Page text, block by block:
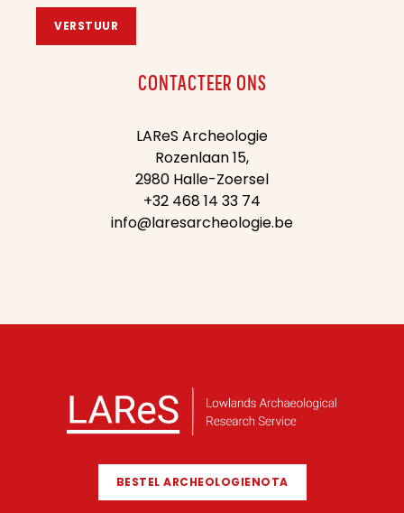
VERSTUUR
CONTACTEER ONS
LAReS Archeologie
Rozenlaan 15,
2980 Halle-Zoersel
+32 468 14 33 74
info@laresarcheologie.be
BESTEL ARCHEOLOGIENOTA